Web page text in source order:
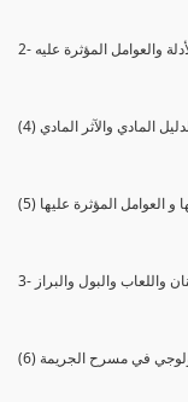
والعوامل المؤثرة عليه
المادي والآثر المادي
و العوامل المؤثرة عليها
واللعاب والبول والبراز
في مسرح الجريمة